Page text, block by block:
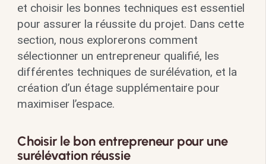
et choisir les bonnes techniques est essentiel
pour assurer la réussite du projet. Dans cette
section, nous explorerons comment
sélectionner un entrepreneur qualifié, les
différentes techniques de surélévation, et la
création d’un étage supplémentaire pour
maximiser l’espace.
Choisir le bon entrepreneur pour une
surélévation réussie